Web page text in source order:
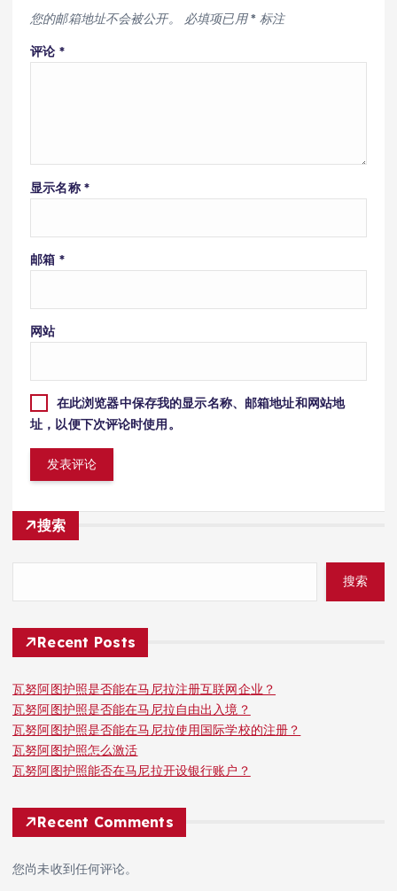
您的邮箱地址不会被公开。 必填项已用* 标注
评论 *
显示名称 *
邮箱 *
网站
在此浏览器中保存我的显示名称、邮箱地址和网站地
址，以便下次评论时使用。
搜索
搜索
Recent Posts
瓦努阿图护照是否能在马尼拉注册互联网企业？
瓦努阿图护照是否能在马尼拉自由出入境？
瓦努阿图护照是否能在马尼拉使用国际学校的注册？
瓦努阿图护照怎么激活
瓦努阿图护照能否在马尼拉开设银行账户？
Recent Comments
您尚未收到任何评论。